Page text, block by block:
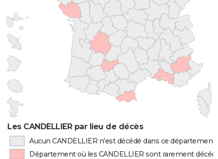
Les CANDELLIER par lieu de décès
Aucun CANDELLIER n'est décédé dans ce département
Département où les CANDELLIER sont rarement